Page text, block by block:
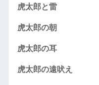
虎太郎と雷
虎太郎の朝
虎太郎の耳
虎太郎の遠吠え